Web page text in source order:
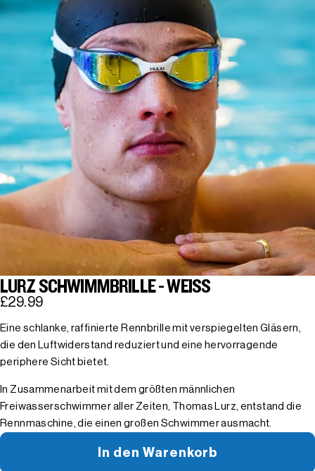
LURZ SCHWIMMBRILLE - WEISS
£29.99
Eine schlanke, raffinierte Rennbrille mit verspiegelten Gläsern,
die den Luftwiderstand reduziert und eine hervorragende
periphere Sicht bietet.
In Zusammenarbeit mit dem größten männlichen
Freiwasserschwimmer aller Zeiten, Thomas Lurz, entstand die
Rennmaschine, die einen großen Schwimmer ausmacht.
In den Warenkorb